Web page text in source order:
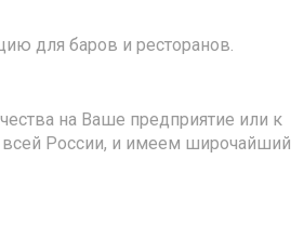
для баров и ресторанов.
на Ваше предприятие или к
России, и имеем широчайший